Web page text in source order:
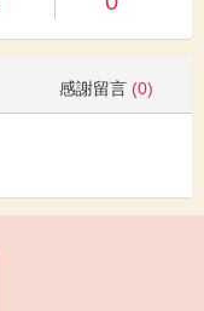
感謝留言 (0)